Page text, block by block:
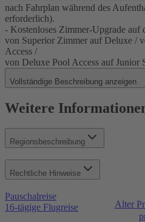
nach Fahrplan während des
erforderlich).
- Kostenloses Zimmer-Upgrade auf
von Superior Zimmer auf Deluxe /
Access /
von Deluxe Pool Access auf Junior
Vollständige Beschreibung anzeigen
Weitere
Regionsbeschreibung
Rechtliche Hinweise
Pauschalreise
16-tägige Flugreise
Alter